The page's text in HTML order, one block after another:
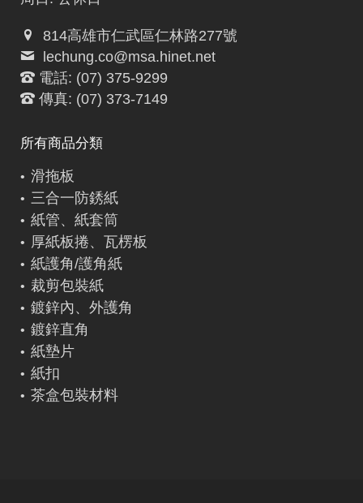
814高雄市仁武區仁林路277號
lechung.co@msa.hinet.net
電話: (07) 375-9299
傳真: (07) 373-7149
所有商品分類
滑拖板
三合一防銹紙
紙管、紙套筒
厚紙板捲、瓦楞板
紙護角/護角紙
裁剪包裝紙
鍍鋅內、外護角
鍍鋅直角
紙墊片
紙扣
茶盒包裝材料